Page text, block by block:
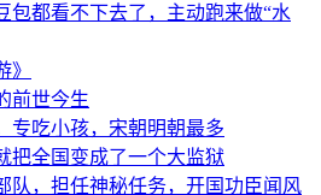
包都看不下去了，主动跑来做“水
》
前世今生
专吃小孩，宋朝明朝最多
把全国变成了一个大监狱
队，担任神秘任务，开国功臣闻风